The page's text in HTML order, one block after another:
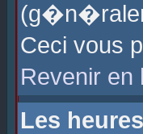
Ceci vous
Revenir en
Les